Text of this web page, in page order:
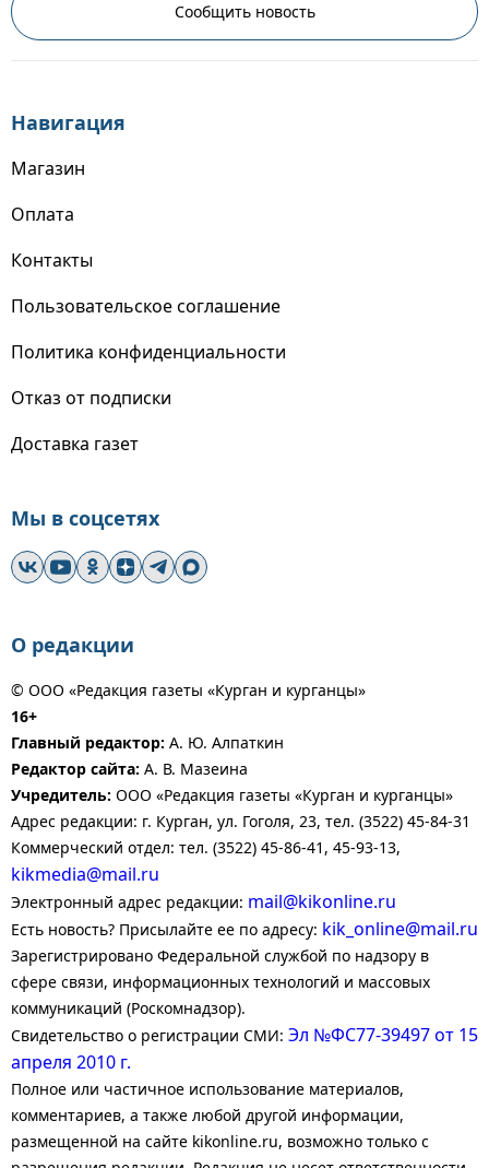
Сообщить новость
Навигация
Магазин
Оплата
Контакты
Пользовательское соглашение
Политика конфиденциальности
Отказ от подписки
Доставка газет
Мы в соцсетях
О редакции
© ООО «Редакция газеты «Курган и курганцы»
16+
Главный редактор: А. Ю. Алпаткин
Редактор сайта: А. В. Мазеина
Учредитель: ООО «Редакция газеты «Курган и курганцы»
Адрес редакции: г. Курган, ул. Гоголя, 23, тел. (3522) 45-84-31
Коммерческий отдел: тел. (3522) 45-86-41, 45-93-13,
kikmedia@mail.ru
Электронный адрес редакции: mail@kikonline.ru
Есть новость? Присылайте ее по адресу: kik_online@mail.ru
Зарегистрировано Федеральной службой по надзору в
сфере связи, информационных технологий и массовых
коммуникаций (Роскомнадзор).
Свидетельство о регистрации СМИ: Эл №ФС77-39497 от 15
апреля 2010 г.
Полное или частичное использование материалов,
комментариев, а также любой другой информации,
размещенной на сайте kikonline.ru, возможно только с